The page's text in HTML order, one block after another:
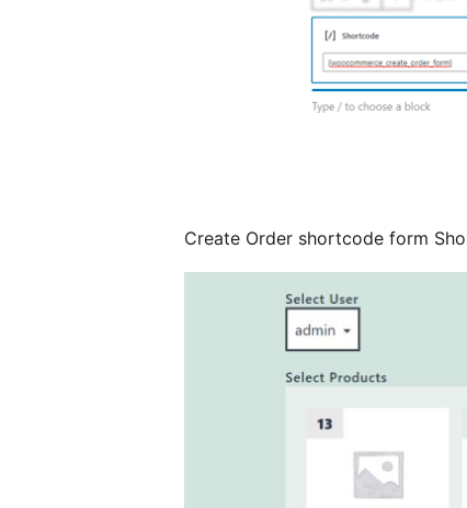
Create Order shortcode form